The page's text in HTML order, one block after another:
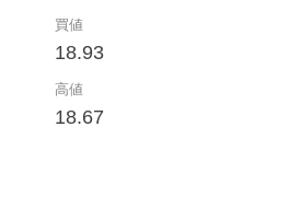
買値
18.93
高値
18.67